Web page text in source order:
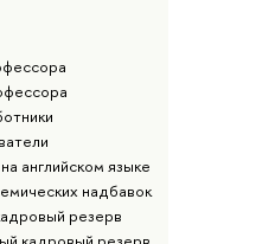
английском языке
надбавок
резерв